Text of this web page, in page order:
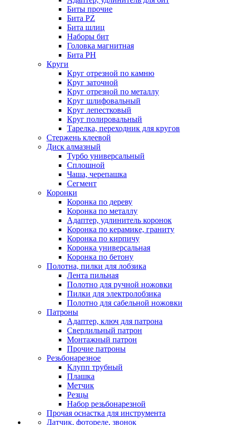
Биты прочие
Бита PZ
Бита шлиц
Наборы бит
Головка магнитная
Бита PH
Круги
Круг отрезной по камню
Круг заточной
Круг отрезной по металлу
Круг шлифовальный
Круг лепестковый
Круг полировальный
Тарелка, переходник для кругов
Стержень клеевой
Диск алмазный
Турбо универсальный
Сплошной
Чаша, черепашка
Сегмент
Коронки
Коронка по дереву
Коронка по металлу
Адаптер, удлинитель коронок
Коронка по керамике, граниту
Коронка по кирпичу
Коронка универсальная
Коронка по бетону
Полотна, пилки для лобзика
Лента пильная
Полотно для ручной ножовки
Пилки для электролобзика
Полотно для сабельной ножовки
Патроны
Адаптер, ключ для патрона
Сверлильный патрон
Монтажный патрон
Прочие патроны
Резьбонарезное
Клупп трубный
Плашка
Метчик
Резцы
Набор резьбонарезной
Прочая оснастка для инструмента
Датчик, фотореле, звонок